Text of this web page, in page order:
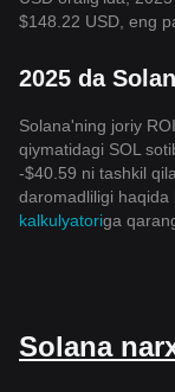
$148.22 USD, eng
2025 da
Solana'ning joriy
qiymatidagi SOL
-$40.59 ni tashkil
daromadliligi
kalkulyatoriga
Solana